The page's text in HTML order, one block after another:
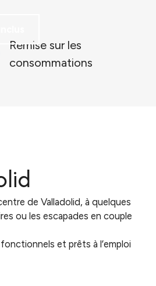
Remise sur les
consommations
de Valladolid, à quelques
ou les escapades en couple
et prêts à l’emploi